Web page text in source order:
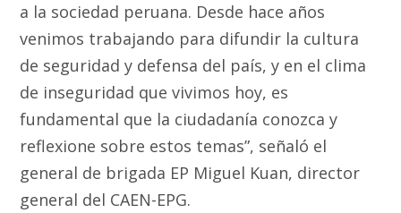
a la sociedad peruana. Desde hace años
venimos trabajando para difundir la cultura
de seguridad y defensa del país, y en el clima
de inseguridad que vivimos hoy, es
fundamental que la ciudadanía conozca y
reflexione sobre estos temas”, señaló el
general de brigada EP Miguel Kuan, director
general del CAEN-EPG.